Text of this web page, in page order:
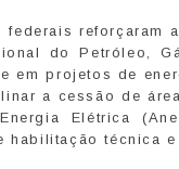
federais
do Petróleo,
em projetos de
a cessão de
Elétrica
habilitação técnica